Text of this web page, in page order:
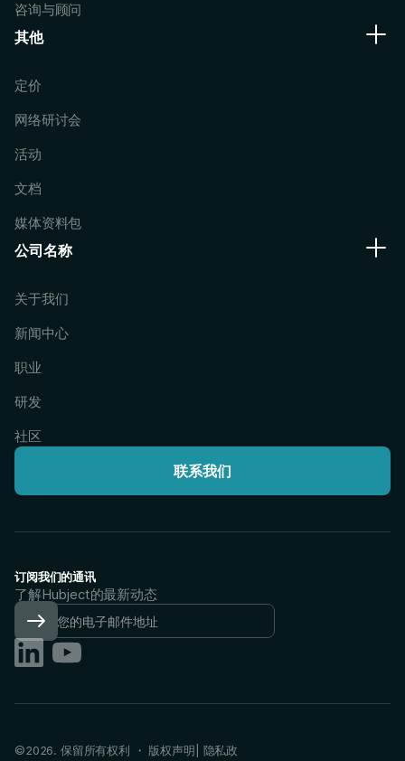
咨询与顾问
其他
定价
网络研讨会
活动
文档
媒体资料包
公司名称
关于我们
新闻中心
职业
研发
社区
联系我们
订阅我们的通讯
了解Hubject的最新动态
©2026. 保留所有权利 ・ 版权声明 隐私政